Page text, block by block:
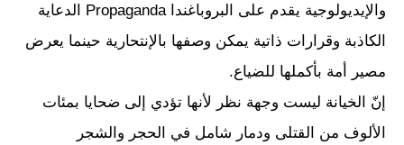
والإيديولوجية يقدم على البروباغندا Propaganda الدعاية
الكاذبة وقرارات ذاتية يمكن وصفها بالإنتحارية حينما يعرض
مصير أمة بأكملها للضياع.
إنّ الخيانة ليست وجهة نظر لأنها تؤدي إلى ضحايا بمئات
الألوف من القتلى ودمار شامل في الحجر والشجر